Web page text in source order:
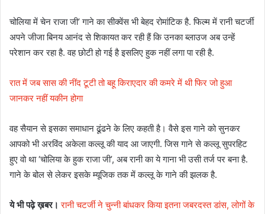
चोलिया में चेन राजा जी’ गाने का सीक्वेंस भी बेहद रोमांटिक है. फिल्म में रानी चटर्जी
अपने जीजा बिनय आनंद से शिकायत कर रही हैं कि उनका ब्लाउज अब उन्हें
परेशान कर रहा है. वह छोटी हो गई है इसलिए हुक नहीं लगा पा रही है.
रात में जब सास की नींद टूटी तो बहू किराएदार की कमरे में थी फिर जो हुआ
जानकर नहीं यकीन होगा
वह सैयान से इसका समाधान ढूंढने के लिए कहती है। वैसे इस गाने को सुनकर
आपको भी अरविंद अकेला कल्लू की याद आ जाएगी. जिस गाने से कल्लू सुपरहिट
हुए वो था ‘चोलिया के हुक राजा जी’, अब रानी का ये गाना भी उसी तर्ज पर बना है.
गाने के बोल से लेकर इसके म्यूजिक तक में कल्लू के गाने की झलक है.
ये भी पढ़े ख़बर।रानी चटर्जी ने चुन्नी बांधकर किया इतना जबरदस्त डांस, लोगों के